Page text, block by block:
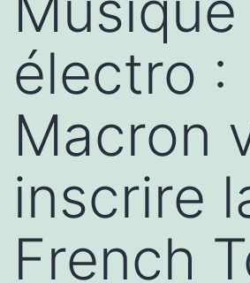
électro :
Macron
inscrire
French